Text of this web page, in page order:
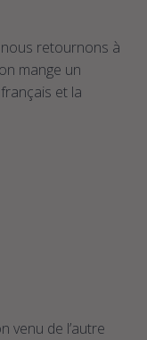
retournons à
mange un
et la
venu de l’autre